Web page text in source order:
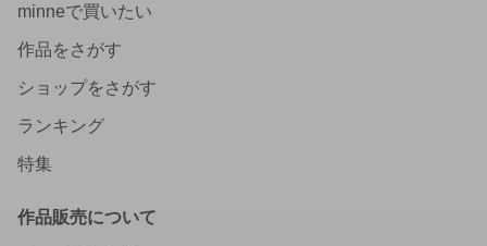
minneで買いたい
作品をさがす
ショップをさがす
ランキング
特集
作品販売について